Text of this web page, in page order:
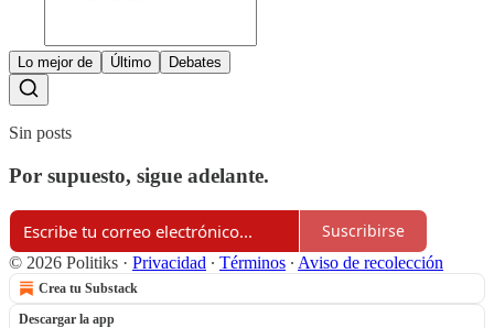
Lo mejor de Último Debates
Sin posts
Por supuesto, sigue adelante.
Suscribirse
© 2026 Politiks · Privacidad ∙ Términos ∙ Aviso de recolección
Crea tu Substack
Descargar la app